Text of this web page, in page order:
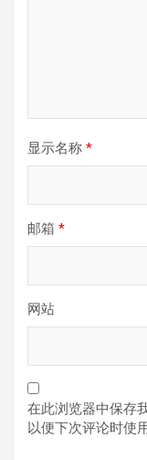
显示名称 *
邮箱 *
网站
在此浏览器中保存
以便下次评论时使用